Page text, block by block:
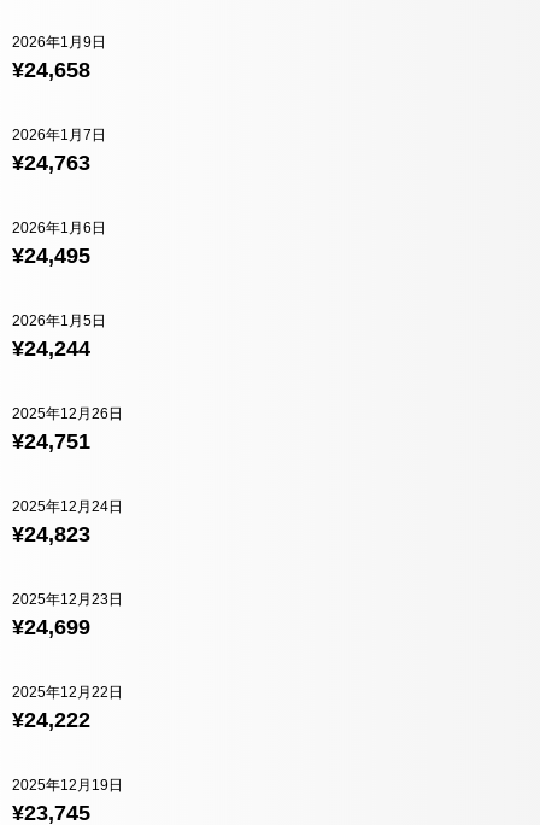
¥24,658
2026年1月9日
¥24,763
2026年1月7日
¥24,495
2026年1月6日
¥24,244
2026年1月5日
¥24,751
2025年12月26日
¥24,823
2025年12月24日
¥24,699
2025年12月23日
¥24,222
2025年12月22日
¥23,745
2025年12月19日